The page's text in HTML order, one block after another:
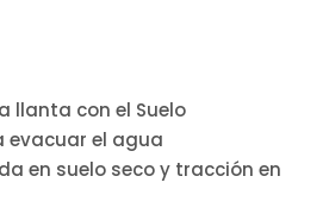
llanta con el Suelo
evacuar el agua
en suelo seco y tracción en